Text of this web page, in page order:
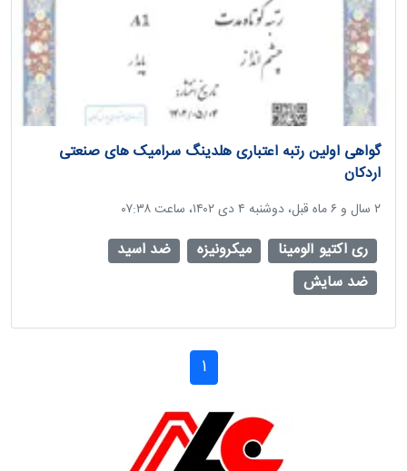
گواهی اولین رتبه اعتباری هلدینگ سرامیک های صنعتی
اردکان
‫۲ سال و ۶ ماه قبل، دوشنبه ۴ دی ۱۴۰۲، ساعت ۰۷:۳۸
ری اکتیو آلومینا میکرونیزه
ضد اسید
ضد سایش
1